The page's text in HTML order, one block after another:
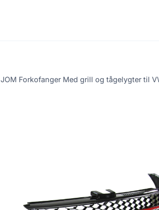
JOM Forkofanger Med grill og tågelygter til